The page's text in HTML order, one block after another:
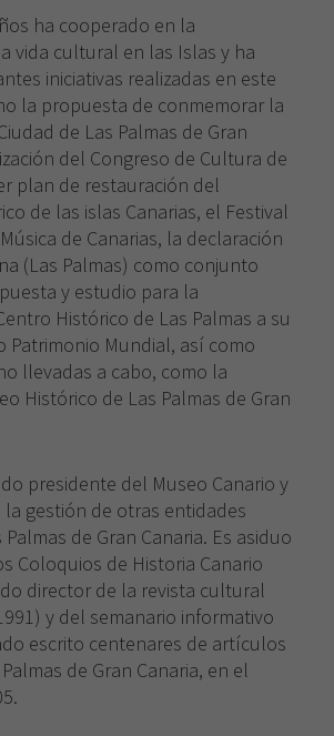
ha cooperado en la
vida cultural en las Islas y ha
iniciativas realizadas en este
la propuesta de conmemorar la
de Las Palmas de Gran
del Congreso de Cultura de
plan de restauración del
de las islas Canarias, el Festival
de Canarias, la declaración
(Las Palmas) como conjunto
y estudio para la
Histórico de Las Palmas a su
Patrimonio Mundial, así como
llevadas a cabo, como la
Histórico de Las Palmas de Gran
presidente del Museo Canario y
gestión de otras entidades
de Gran Canaria. Es asiduo
Coloquios de Historia Canario
director de la revista cultural
y del semanario informativo
escrito centenares de artículos
de Gran Canaria, en el